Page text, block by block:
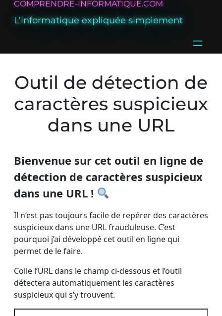
AllerCOMPRENDRE-INFORMATIQUE.COM
L’informatique expliquée simplement
Outil de détection de
caractères suspicieux
dans une URL
Bienvenue sur cet outil en ligne de
détection de caractères suspicieux
dans une URL !
Il n’est pas toujours facile de repérer des caractères
suspicieux dans une URL frauduleuse. C’est
pourquoi j’ai développé cet outil en ligne qui
permet de le faire.
Colle l’URL dans le champ ci-dessous et l’outil
détectera automatiquement les caractères
suspicieux qui s’y trouvent.